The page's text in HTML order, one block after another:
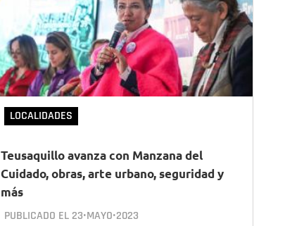
LOCALIDADES
Teusaquillo avanza con Manzana del
Cuidado, obras, arte urbano, seguridad y
más
PUBLICADO EL 23•MAYO•2023